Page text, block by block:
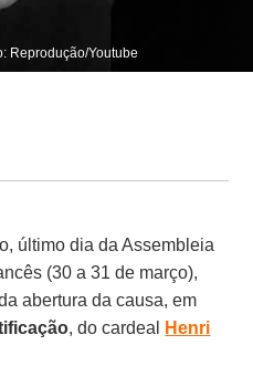
Reprodução/Youtube
último dia da Assembleia
(30 a 31 de março),
abertura da causa, em
, do cardeal
Henri